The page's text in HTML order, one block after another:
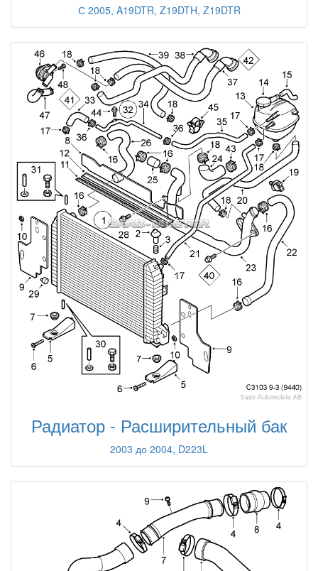
С 2005, A19DTR, Z19DTH, Z19DTR
Радиатор - Расширительный бак
2003 до 2004, D223L